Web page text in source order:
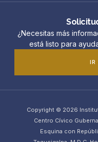
¿Necesitas más
está listo para
IR
Copyright © 2026
Centro Cívico
Esquina con